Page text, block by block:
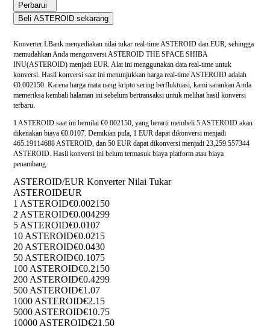
Perbarui
Beli ASTEROID sekarang
Konverter LBank menyediakan nilai tukar real-time ASTEROID dan EUR, sehingga
memudahkan Anda mengonversi ASTEROID THE SPACE SHIBA
INU(ASTEROID) menjadi EUR. Alat ini menggunakan data real-time untuk
konversi. Hasil konversi saat ini menunjukkan harga real-time ASTEROID adalah
€0.002150. Karena harga mata uang kripto sering berfluktuasi, kami sarankan Anda
memeriksa kembali halaman ini sebelum bertransaksi untuk melihat hasil konversi
terbaru.
1 ASTEROID saat ini bernilai €0.002150, yang berarti membeli 5 ASTEROID akan
dikenakan biaya €0.0107. Demikian pula, 1 EUR dapat dikonversi menjadi
465.19114688 ASTEROID, dan 50 EUR dapat dikonversi menjadi 23,259.557344
ASTEROID. Hasil konversi ini belum termasuk biaya platform atau biaya
penambang.
ASTEROID/EUR Konverter Nilai Tukar
ASTEROIDEUR
1 ASTEROID€0.002150
2 ASTEROID€0.004299
5 ASTEROID€0.0107
10 ASTEROID€0.0215
20 ASTEROID€0.0430
50 ASTEROID€0.1075
100 ASTEROID€0.2150
200 ASTEROID€0.4299
500 ASTEROID€1.07
1000 ASTEROID€2.15
5000 ASTEROID€10.75
10000 ASTEROID€21.50